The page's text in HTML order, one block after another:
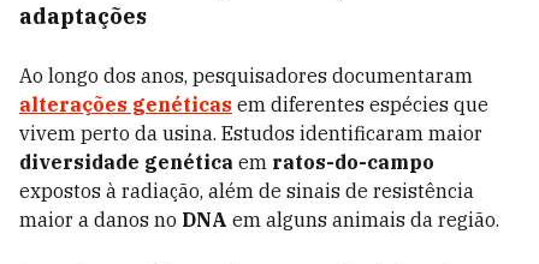
adaptações
Ao longo dos anos, pesquisadores documentaram
alterações genéticas em diferentes espécies que
vivem perto da usina. Estudos identificaram maior
diversidade genética em ratos-do-campo
expostos à radiação, além de sinais de resistência
maior a danos no DNA em alguns animais da região.